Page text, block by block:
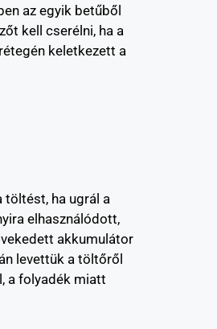
az egyik betűből
kell cserélni, ha a
keletkezett a
töltést, ha ugrál a
elhasználódott,
akkumulátor
levettük a töltőről
a folyadék miatt